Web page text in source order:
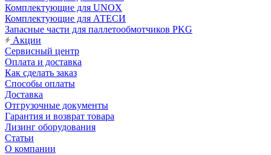
Комплектующие для UNOX
Комплектующие для АТЕСИ
Запасные части для паллетообмотчиков PKG
Акции
Сервисный центр
Оплата и доставка
Как сделать заказ
Способы оплаты
Доставка
Отгрузочные документы
Гарантия и возврат товара
Лизинг оборудования
Статьи
О компании